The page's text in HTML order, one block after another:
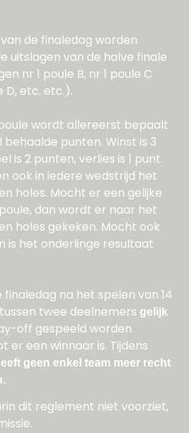
de finaledag worden
uitslagen van de halve finale
nr 1 poule B, nr 1 poule C
D, etc. etc.).
wordt allereerst bepaalt
punten. Winst is 3
is 2 punten, verlies is 1 punt.
ook in iedere wedstrijd het
holes. Mocht er een gelijke
dan wordt er naar het
holes gekeken. Mocht ook
is het onderlinge resultaat
finaledag na het spelen van 14
twee deelnemers gelijk
off gespeeld worden
er een winnaar is. Tijdens
geen enkel team meer recht
dit reglement niet voorziet,